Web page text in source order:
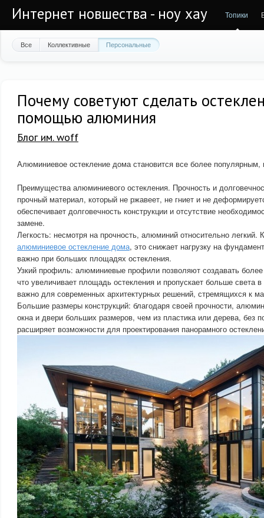
Интернет новшества - ноу хау Топики
Все Коллективные Персональные
Почему советуют сделать
помощью алюминия
Блог им. woff
Алюминиевое остекление дома становится все более популярным,
Преимущества алюминиевого остекления. Прочность и
прочный материал, который не ржавеет, не гниет и не
обеспечивает долговечность конструкции и отсутствие
замене.
Легкость: несмотря на прочность, алюминий относительно легкий.
алюминиевое остекление дома, это снижает нагрузку на
важно при больших площадях остекления.
Узкий профиль: алюминиевые профили позволяют создавать
что увеличивает площадь остекления и пропускает больше света
важно для современных архитектурных решений, стремящихся к
Большие размеры конструкций: благодаря своей прочности,
окна и двери больших размеров, чем из пластика или дерева, без
расширяет возможности для проектирования панорамного